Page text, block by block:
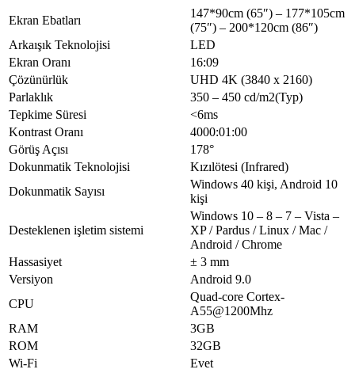
Bağlantıları
LAN-Port Girişi
COAX
Mikrofon
TF Kartı
RS232
HDMI Girişi
USB-A 2.0
Touch USB 2.0
HDMI Çıkışı
1
Genel Ölçüler (mm,
1483.8*886.9*115.8
Genel Ölçüler (mm,
L*H*D | VESA’lı)
1483.8*886.9*145.8
Net Ağırlık
Brüt Ağırlık
L*H*W | VESA’sız)
1615.9*1012*220
VESA Standardı
500 mm * 400 mm
Güç Kaynağı
Güç Tüketimi
Ekran Ebatları
147*90cm (65″) – 177*105cm
(75″) – 200*120cm (86″)
Arkaışık Teknolojisi
LED
Ekran Oranı
16:09
Çözünürlük
UHD 4K (3840 x 2160)
Parlaklık
350 – 450 cd/m2(Typ)
Tepkime Süresi
<6ms
Kontrast Oranı
4000:01:00
Görüş Açısı
178°
Dokunmatik Teknolojisi
Kızılötesi (Infrared)
Dokunmatik Sayısı
Windows 40 kişi, Android 10
kişi
Desteklenen işletim sistemi
Windows 10 – 8 – 7 – Vista –
XP / Pardus / Linux / Mac /
Android / Chrome
Hassasiyet
± 3 mm
Versiyon
Android 9.0
CPU
Quad-core Cortex-
A55@1200Mhz
RAM
3GB
ROM
32GB
Wi-Fi
Evet